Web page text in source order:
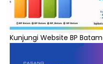
Kunjungi Website BP Batam